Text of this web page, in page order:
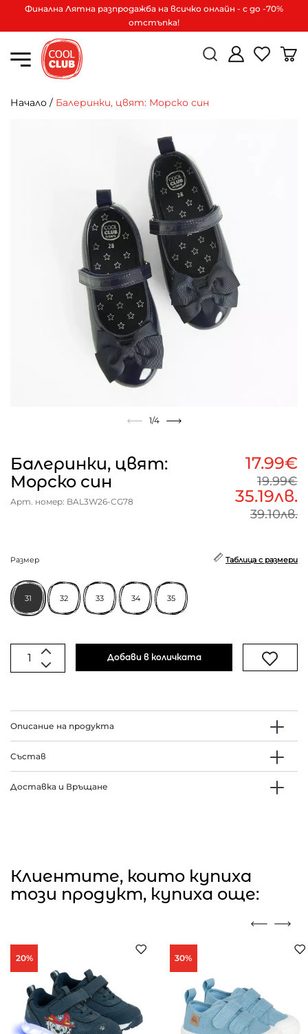
Финална Лятна разпродажба на всичко онлайн - с до -70%
отстъпка!
Начало / Балеринки, цвят: Морско син
1/4
Балеринки, цвят:
Морско син
Арт. номер: BAL3W26-CG78
17.99€
19.99€
35.19лв.
39.10лв.
Размер Таблица с размери
31 32 33 34 35
Добави в количката
Описание на продукта
Състав
Доставка и Връщане
Клиентите, които купиха
този продукт, купиха още:
20% 30%